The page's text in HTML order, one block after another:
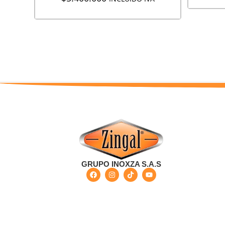
GRUPO INOXZA S.A.S